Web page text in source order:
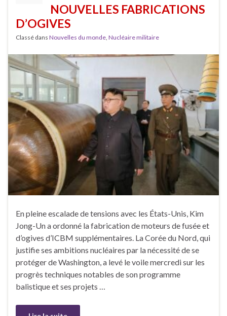
NOUVELLES FABRICATIONS
D’OGIVES
Classé dans Nouvelles du monde, Nucléaire militaire
En pleine escalade de tensions avec les États-Unis, Kim
Jong-Un a ordonné la fabrication de moteurs de fusée et
d’ogives d’ICBM supplémentaires. La Corée du Nord, qui
justifie ses ambitions nucléaires par la nécessité de se
protéger de Washington, a levé le voile mercredi sur les
progrès techniques notables de son programme
balistique et ses projets …